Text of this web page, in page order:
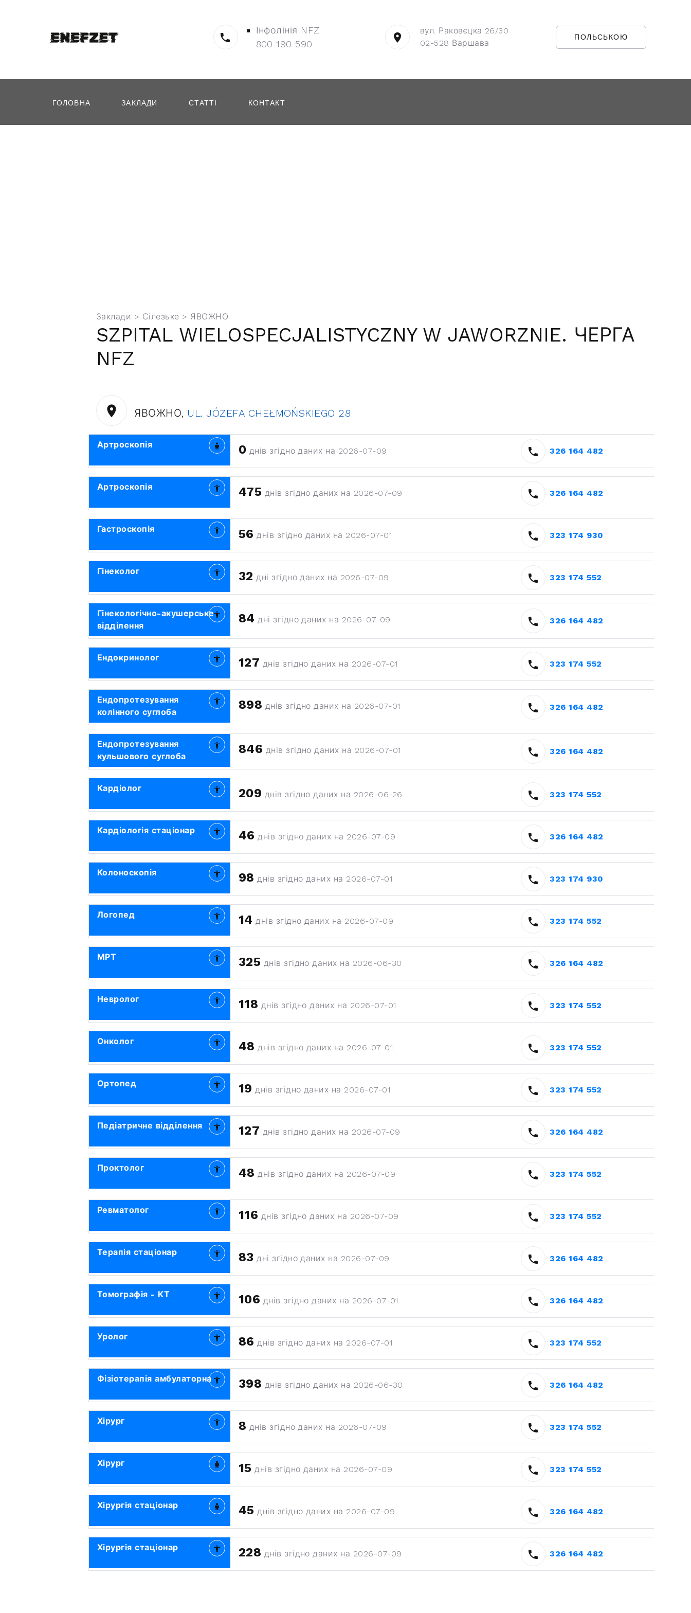
Інфолінія NFZ
800 190 590
вул. Раковєцка 26/30
02-528 Варшава
ПОЛЬСЬКОЮ
ГОЛОВНА ЗАКЛАДИ СТАТТІ КОНТАКТ
Заклади > Сілезьке > ЯВОЖНО
SZPITAL WIELOSPECJALISTYCZNY W JAWORZNIE. ЧЕРГА
NFZ
ЯВОЖНО, UL. JÓZEFA CHEŁMOŃSKIEGO 28
Артроскопія 0 днів згідно даних на 2026-07-09 326 164 482
Артроскопія 475 днів згідно даних на 2026-07-09 326 164 482
Гастроскопія 56 днів згідно даних на 2026-07-01 323 174 930
Гінеколог 32 дні згідно даних на 2026-07-09 323 174 552
Гінекологічно-акушерське
відділення
84 дні згідно даних на 2026-07-09 326 164 482
Ендокринолог 127 днів згідно даних на 2026-07-01 323 174 552
Ендопротезування
колінного суглоба
898 днів згідно даних на 2026-07-01 326 164 482
Ендопротезування
кульшового суглоба
846 днів згідно даних на 2026-07-01 326 164 482
Кардіолог 209 днів згідно даних на 2026-06-26 323 174 552
Кардіологія стаціонар 46 днів згідно даних на 2026-07-09 326 164 482
Колоноскопія 98 днів згідно даних на 2026-07-01 323 174 930
Логопед 14 днів згідно даних на 2026-07-09 323 174 552
МРТ 325 днів згідно даних на 2026-06-30 326 164 482
Невролог 118 днів згідно даних на 2026-07-01 323 174 552
Онколог 48 днів згідно даних на 2026-07-01 323 174 552
Ортопед 19 днів згідно даних на 2026-07-01 323 174 552
Педіатричне відділення 127 днів згідно даних на 2026-07-09 326 164 482
Проктолог 48 днів згідно даних на 2026-07-09 323 174 552
Ревматолог 116 днів згідно даних на 2026-07-09 323 174 552
Терапія стаціонар 83 дні згідно даних на 2026-07-09 326 164 482
Томографія - КТ 106 днів згідно даних на 2026-07-01 326 164 482
Уролог 86 днів згідно даних на 2026-07-01 323 174 552
Фізіотерапія амбулаторна 398 днів згідно даних на 2026-06-30 326 164 482
Хірург 8 днів згідно даних на 2026-07-09 323 174 552
Хірург 15 днів згідно даних на 2026-07-09 323 174 552
Хірургія стаціонар 45 днів згідно даних на 2026-07-09 326 164 482
Хірургія стаціонар 228 днів згідно даних на 2026-07-09 326 164 482